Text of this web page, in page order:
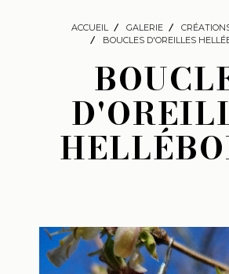
ACCUEIL GALERIE
BOUCLES D'OREILLES